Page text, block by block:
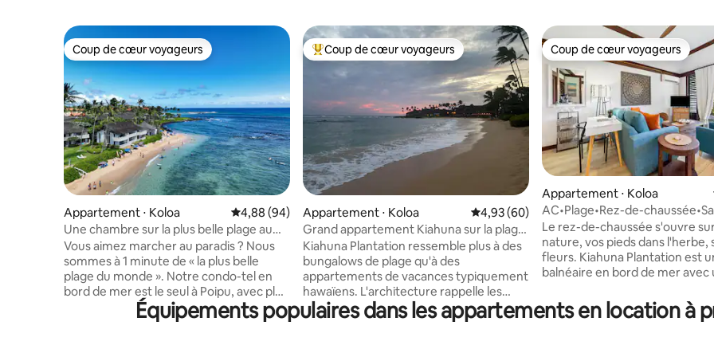
Coup de cœur voyageurs
Coup de cœur voyageurs
Appartement ⋅ Koloa Évaluation moyenne sur la base de 94 commentaires : 4,88 sur 5
4,88 (94)
Une chambre sur la plus belle plage au
monde
Vous aimez marcher au paradis ? Nous
sommes à 1 minute de « la plus belle
plage du monde ». Notre condo-tel en
bord de mer est le seul à Poipu, avec plus
de 30 acres de lagons, de nénuphars,
d'étangs de koïs, de palmiers, de fleurs
Coups de cœur voyageurs les plus appréciés
Coup de cœur voyageurs
Appartement ⋅ Koloa Évaluation moyenne sur la base de 60
4,93 (60)
Grand appartement Kiahuna sur la plage
avec climatisation
Kiahuna Plantation ressemble plus à des
bungalows de plage qu'à des
appartements de vacances typiquement
hawaïens. L'architecture rappelle les
maisons de plantation de canne à sucre
et le terrain sur lequel elle est construite.
Coup de cœur voyageurs
Coup de cœur voyageurs
Appartement ⋅ Koloa
AC•Plage•Rez-de-
sport•Piscine-Kiahuna
Le rez-de-chaussée s'ouvre
nature, vos pieds dans l'herbe,
fleurs. Kiahuna Plantation est
balnéaire en bord de mer avec
fleurs parfumées, des
étangs Koi et un accès à un
Équipements populaires dans les appartements en location à